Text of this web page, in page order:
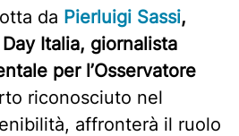
da Pierluigi Sassi,
Italia, giornalista
per l’Osservatore
riconosciuto nel
affronterà il ruolo